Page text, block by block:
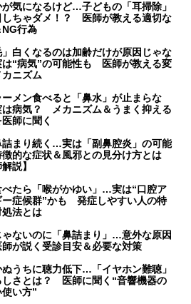
気になるけど…子どもの「耳掃除」
しちゃダメ！？ 医師が教える適切な
行為
」白くなるのは加齢だけが原因じゃな
“病気”の可能性も 医師が教える変
ニズム
ーメン食べると「鼻水」が止まらな
病気？ メカニズム＆うまく抑える
師に聞く
詰まり続く…実は「副鼻腔炎」の可能
的な症状＆風邪との見分け方とは
解説】
べたら「喉がかゆい」…実は“口腔ア
ー症候群”かも 発症しやすい人の特
法とは
ゃないのに「鼻詰まり」…意外な原因
が説く受診目安＆必要な対策
うちに聴力低下…「イヤホン難聴」
しさとは？ 医師に聞く“音響機器の
い方”